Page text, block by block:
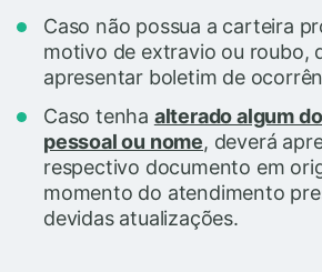
Caso não possua a carteira
motivo de extravio ou roubo,
apresentar boletim de
Caso tenha alterado algum
pessoal ou nome, deverá
respectivo documento em
momento do atendimento
devidas atualizações.